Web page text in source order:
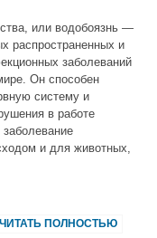
или водобоязнь —
распространенных и
заболеваний
Он способен
систему и
в работе
заболевание
и для животных,
ЧИТАТЬ ПОЛНОСТЬЮ